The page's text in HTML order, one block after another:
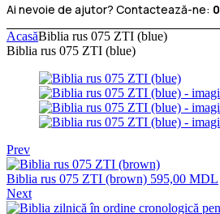
Ai nevoie de ajutor? Contactează-ne:
AcasăBiblia rus 075 ZTI (blue)
Biblia rus 075 ZTI (blue)
Prev
Biblia rus 075 ZTI (brown) 595,00 MDL
Next